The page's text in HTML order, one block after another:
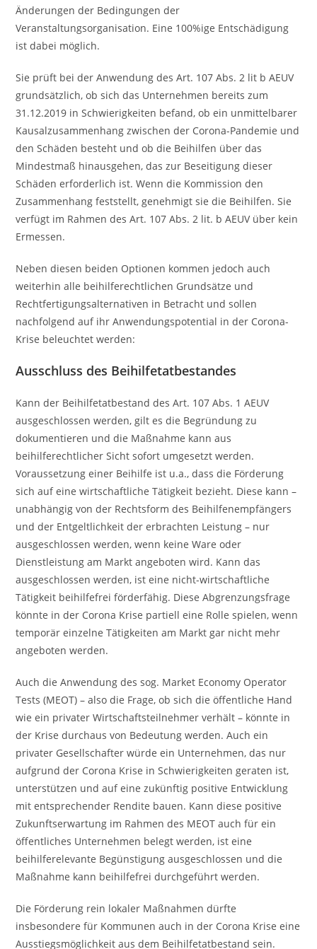
Änderungen der Bedingungen der
Veranstaltungsorganisation. Eine 100%ige Entschädigung
ist dabei möglich.
Sie prüft bei der Anwendung des Art. 107 Abs. 2 lit b AEUV
grundsätzlich, ob sich das Unternehmen bereits zum
31.12.2019 in Schwierigkeiten befand, ob ein unmittelbarer
Kausalzusammenhang zwischen der Corona-Pandemie und
den Schäden besteht und ob die Beihilfen über das
Mindestmaß hinausgehen, das zur Beseitigung dieser
Schäden erforderlich ist. Wenn die Kommission den
Zusammenhang feststellt, genehmigt sie die Beihilfen. Sie
verfügt im Rahmen des Art. 107 Abs. 2 lit. b AEUV über kein
Ermessen.
Neben diesen beiden Optionen kommen jedoch auch
weiterhin alle beihilferechtlichen Grundsätze und
Rechtfertigungsalternativen in Betracht und sollen
nachfolgend auf ihr Anwendungspotential in der Corona-
Krise beleuchtet werden:
Ausschluss des Beihilfetatbestandes
Kann der Beihilfetatbestand des Art. 107 Abs. 1 AEUV
ausgeschlossen werden, gilt es die Begründung zu
dokumentieren und die Maßnahme kann aus
beihilferechtlicher Sicht sofort umgesetzt werden.
Voraussetzung einer Beihilfe ist u.a., dass die Förderung
sich auf eine wirtschaftliche Tätigkeit bezieht. Diese kann –
unabhängig von der Rechtsform des Beihilfenempfängers
und der Entgeltlichkeit der erbrachten Leistung – nur
ausgeschlossen werden, wenn keine Ware oder
Dienstleistung am Markt angeboten wird. Kann das
ausgeschlossen werden, ist eine nicht-wirtschaftliche
Tätigkeit beihilfefrei förderfähig. Diese Abgrenzungsfrage
könnte in der Corona Krise partiell eine Rolle spielen, wenn
temporär einzelne Tätigkeiten am Markt gar nicht mehr
angeboten werden.
Auch die Anwendung des sog. Market Economy Operator
Tests (MEOT) – also die Frage, ob sich die öffentliche Hand
wie ein privater Wirtschaftsteilnehmer verhält – könnte in
der Krise durchaus von Bedeutung werden. Auch ein
privater Gesellschafter würde ein Unternehmen, das nur
aufgrund der Corona Krise in Schwierigkeiten geraten ist,
unterstützen und auf eine zukünftig positive Entwicklung
mit entsprechender Rendite bauen. Kann diese positive
Zukunftserwartung im Rahmen des MEOT auch für ein
öffentliches Unternehmen belegt werden, ist eine
beihilferelevante Begünstigung ausgeschlossen und die
Maßnahme kann beihilfefrei durchgeführt werden.
Die Förderung rein lokaler Maßnahmen dürfte
insbesondere für Kommunen auch in der Corona Krise eine
Ausstiegsmöglichkeit aus dem Beihilfetatbestand sein.